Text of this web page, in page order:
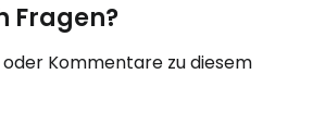
Fragen?
oder Kommentare zu diesem